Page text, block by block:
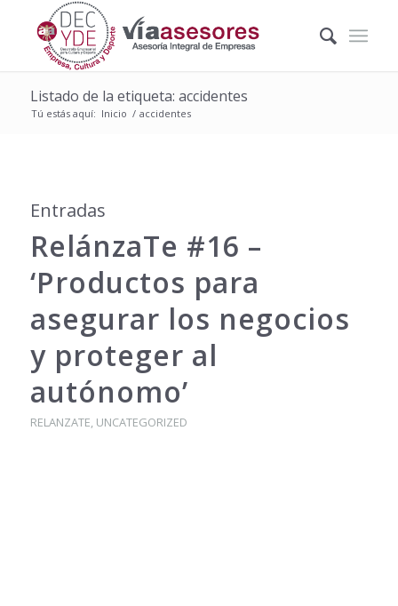
Listado de la etiqueta: accidentes
Tú estás aquí: Inicio / accidentes
Entradas
RelánzaTe #16 –
‘Productos para
asegurar los negocios
y proteger al
autónomo’
RELANZATE, UNCATEGORIZED